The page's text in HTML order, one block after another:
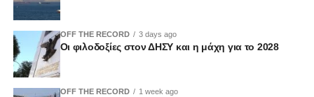
OFF THE RECORD 3 days ago
Οι φιλοδοξίες στον ΔΗΣΥ και η μάχη για το 2028
OFF THE RECORD 1 week ago